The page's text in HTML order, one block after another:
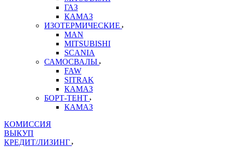
ГАЗ
КАМАЗ
ИЗОТЕРМИЧЕСКИЕ
MAN
MITSUBISHI
SCANIA
САМОСВАЛЫ
FAW
SITRAK
КАМАЗ
БОРТ-ТЕНТ
КАМАЗ
КОМИССИЯ
ВЫКУП
КРЕДИТ/ЛИЗИНГ